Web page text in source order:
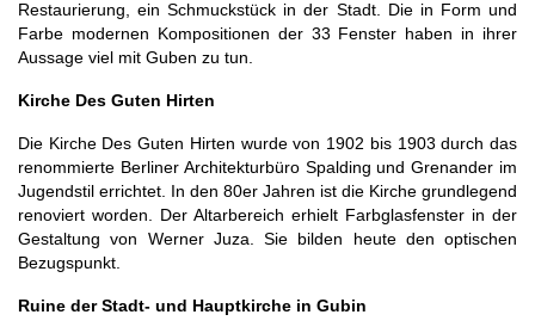
Restaurierung, ein Schmuckstück in der Stadt. Die in Form und
Farbe modernen Kompositionen der 33 Fenster haben in ihrer
Aussage viel mit Guben zu tun.
Kirche Des Guten Hirten
Die Kirche Des Guten Hirten wurde von 1902 bis 1903 durch das
renommierte Berliner Architekturbüro Spalding und Grenander im
Jugendstil errichtet. In den 80er Jahren ist die Kirche grundlegend
renoviert worden. Der Altarbereich erhielt Farbglasfenster in der
Gestaltung von Werner Juza. Sie bilden heute den optischen
Bezugspunkt.
Ruine der Stadt- und Hauptkirche in Gubin